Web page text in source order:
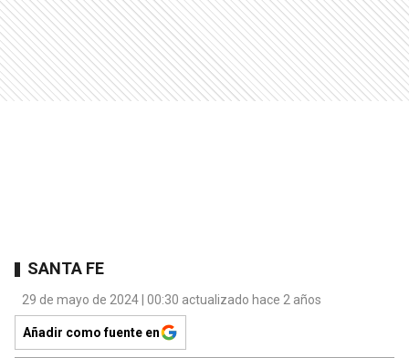
SANTA FE
29 de mayo de 2024 | 00:30 actualizado hace 2 años
Añadir como fuente en